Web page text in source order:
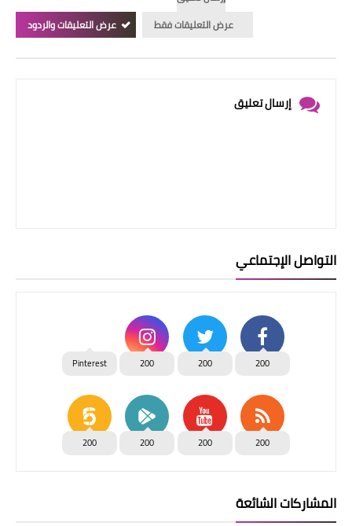
عرض التعليقات فقط
عرض التعليقات والردود
إرسال تعليق
التواصل الإجتماعي
200
200
200
Pinterest
200
200
200
200
المشاركات الشائعة